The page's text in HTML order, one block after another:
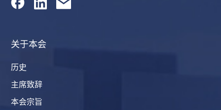
关于本会
历史
主席致辞
本会宗旨